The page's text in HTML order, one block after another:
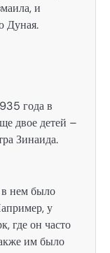
и
Дуная.
года в
двое детей –
Зинаида.
нем было
у
где он часто
им было